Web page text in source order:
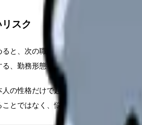
スク
と、次の職場でも同じ条件にぶつか
、勤務形態を変える、相談先を変える
の性格だけで起きるものではありま
とではなく、悩みを条件に翻訳すること